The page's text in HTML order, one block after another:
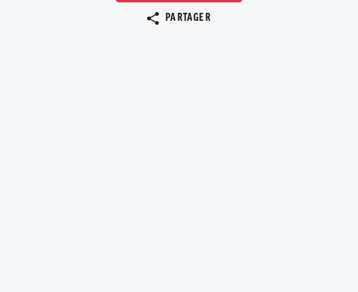
PARTAGER